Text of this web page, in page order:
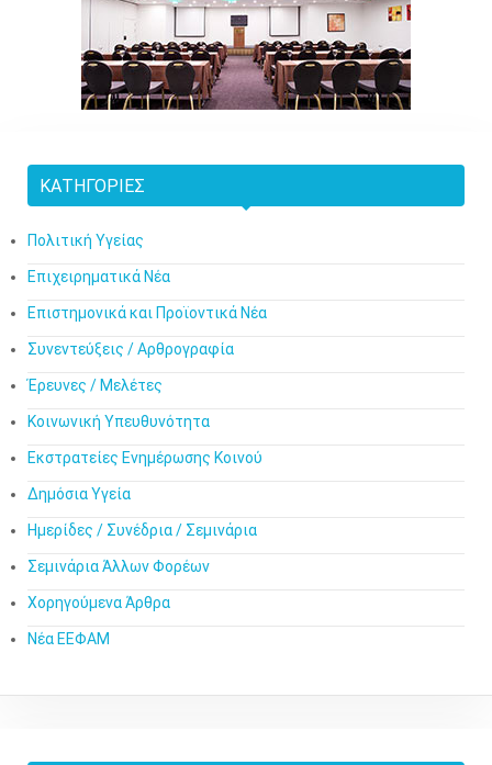
ΚΑΤΗΓΟΡΊΕΣ
Πολιτική Υγείας
Επιχειρηματικά Νέα
Επιστημονικά και Προϊοντικά Νέα
Συνεντεύξεις / Αρθρογραφία
Έρευνες / Μελέτες
Κοινωνική Υπευθυνότητα
Εκστρατείες Ενημέρωσης Κοινού
Δημόσια Υγεία
Ημερίδες / Συνέδρια / Σεμινάρια
Σεμινάρια Άλλων Φορέων
Χορηγούμενα Άρθρα
Νέα ΕΕΦΑΜ